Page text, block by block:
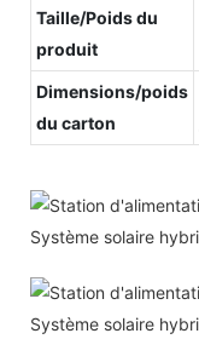
Taille/Poids du
produit
Dimensions/poids
du carton